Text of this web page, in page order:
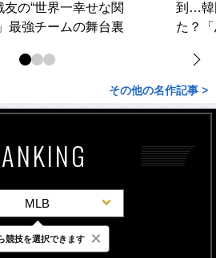
の“世界一幸せな関
最強チームの舞台裏
到…韓
た？
その他の名作記事 >
MLB
24時間 週間
競技を選択できます ×